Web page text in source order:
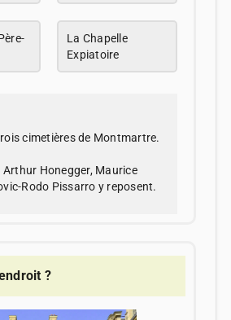
La Chapelle
Expiatoire
cimetières de Montmartre.
Arthur Honegger, Maurice
Rodo Pissarro y reposent.
?